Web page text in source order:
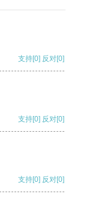
支持[0] 反对[0]
支持[0] 反对[0]
支持[0] 反对[0]